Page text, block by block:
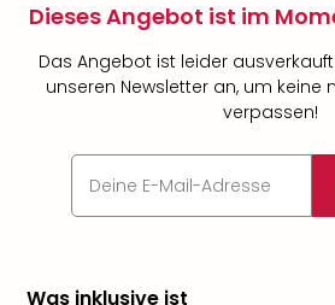
Dieses Angebot ist im
Das Angebot ist leider
unseren Newsletter an, um keine
verpassen!
Was inklusive ist